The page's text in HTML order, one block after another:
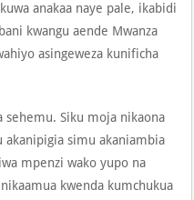
anakaa naye pale, ikabidi
kwangu aende Mwanza
asingeweza kunificha
sehemu. Siku moja nikaona
simu akaniambia
mpenzi wako yupo na
kwenda kumchukua